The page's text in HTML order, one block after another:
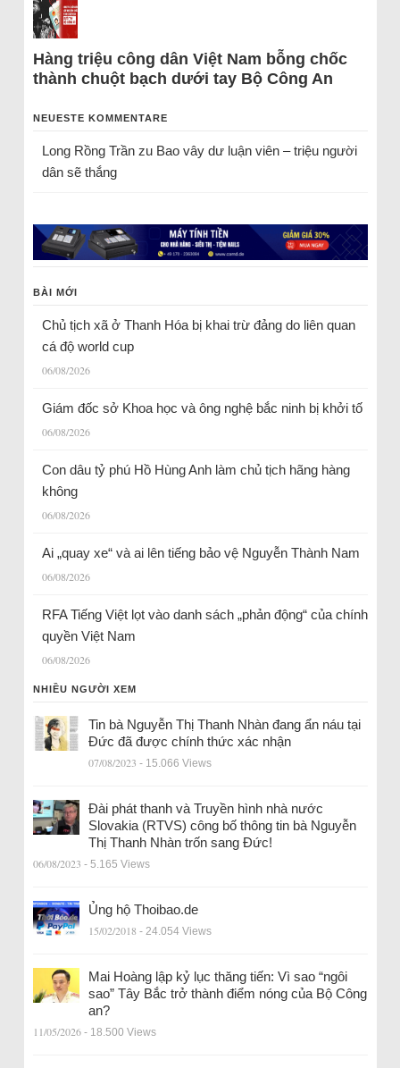
Hàng triệu công dân Việt Nam bỗng chốc
thành chuột bạch dưới tay Bộ Công An
NEUESTE KOMMENTARE
Long Rồng Trầnzu Bao vây dư luận viên – triệu người
dân sẽ thắng
BÀI MỚI
Chủ tịch xã ở Thanh Hóa bị khai trừ đảng do liên quan
cá độ world cup
06/08/2026
Giám đốc sở Khoa học và ông nghệ bắc ninh bị khởi tố
06/08/2026
Con dâu tỷ phú Hồ Hùng Anh làm chủ tịch hãng hàng
không
06/08/2026
Ai „quay xe“ và ai lên tiếng bảo vệ Nguyễn Thành Nam
06/08/2026
RFA Tiếng Việt lọt vào danh sách „phản động“ của chính
quyền Việt Nam
06/08/2026
NHIỀU NGƯỜI XEM
Tin bà Nguyễn Thị Thanh Nhàn đang ẩn náu tại
Đức đã được chính thức xác nhận
07/08/2023 - 15.066 Views
Đài phát thanh và Truyền hình nhà nước
Slovakia (RTVS) công bố thông tin bà Nguyễn
Thị Thanh Nhàn trốn sang Đức!
06/08/2023 - 5.165 Views
Ủng hộ Thoibao.de
15/02/2018 - 24.054 Views
Mai Hoàng lập kỷ lục thăng tiến: Vì sao “ngôi
sao” Tây Bắc trở thành điểm nóng của Bộ Công
an?
11/05/2026 - 18.500 Views